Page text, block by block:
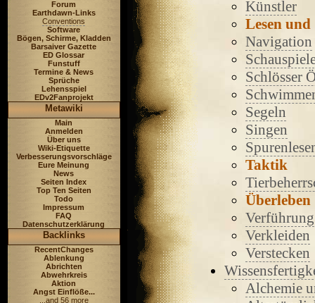
Forum
Earthdawn-Links
Conventions
Software
Bögen, Schirme, Kladden
Barsaiver Gazette
ED Glossar
Funstuff
Termine & News
Sprüche
Lehensspiel
EDv2Fanprojekt
Metawiki
Main
Anmelden
Über uns
Wiki-Etiquette
Verbesserungsvorschläge
Eure Meinung
News
Seiten Index
Top Ten Seiten
Todo
Impressum
FAQ
Datenschutzerklärung
Backlinks
RecentChanges
Ablenkung
Abrichten
Abwehrkreis
Aktion
Angst Einflöße...
...and 56 more
Künstler
Lesen
Navigation
Schlösser
Segeln
Singen
Taktik
Überleben
Verführung
Verkleiden
Verstecken
Alchemie